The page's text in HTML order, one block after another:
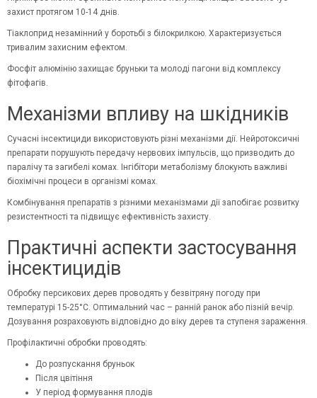
захист протягом 10-14 днів.
Тіаклоприд незамінний у боротьбі з білокрилкою. Характеризується
тривалим захисним ефектом.
Фосфіт алюмінію захищає бруньки та молоді пагони від комплексу
фітофагів.
Механізми впливу на шкідників
Сучасні інсектициди використовують різні механізми дії. Нейротоксичні
препарати порушують передачу нервових імпульсів, що призводить до
паралічу та загибелі комах. Інгібітори метаболізму блокують важливі
біохімічні процеси в організмі комах.
Комбінування препаратів з різними механізмами дії запобігає розвитку
резистентності та підвищує ефективність захисту.
Практичні аспекти застосування
інсектицидів
Обробку персикових дерев проводять у безвітряну погоду при
температурі 15-25°C. Оптимальний час – ранній ранок або пізній вечір.
Дозування розраховують відповідно до віку дерев та ступеня зараження.
Профілактичні обробки проводять:
До розпускання бруньок
Після цвітіння
У період формування плодів